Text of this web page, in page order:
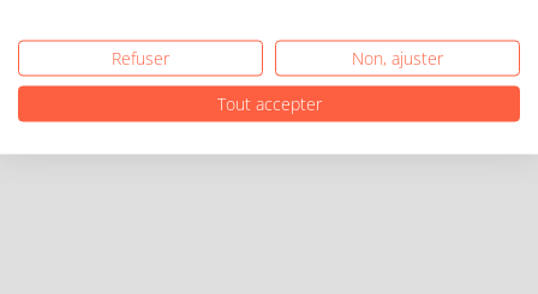
Refuser
Non, ajuster
Tout accepter